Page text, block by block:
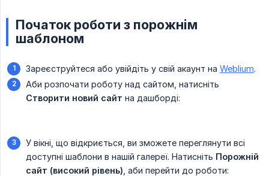
Початок роботи з порожнім
шаблоном
Зареєструйтеся або увійдіть у свій акаунт на Weblium.
Аби розпочати роботу над сайтом, натисніть
Створити новий сайт на дашборді:
У вікні, що відкриється, ви зможете переглянути всі
доступні шаблони в нашій галереї. Натисніть Порожній
сайт (високий рівень) , аби перейти до роботи: